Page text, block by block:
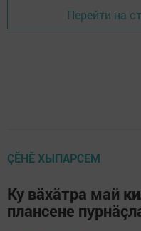
Перейти на
ÇӖНӖ ХЫПАРСЕМ
Ку вăхăтра май
плансене